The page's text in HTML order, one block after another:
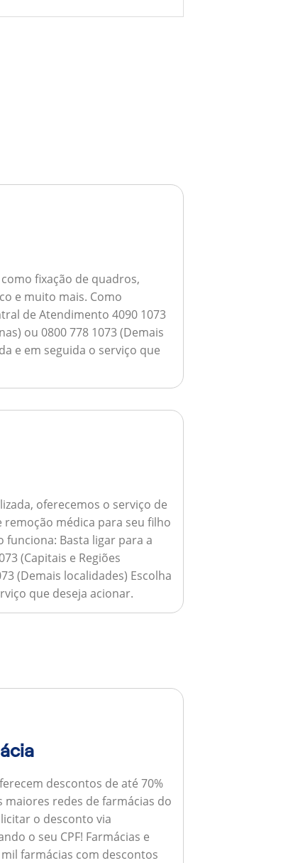
fixação de quadros,
e muito mais. Como
de Atendimento 4090 1073
ou 0800 778 1073 (Demais
e em seguida o serviço que
oferecemos o serviço de
médica para seu filho
funciona: Basta ligar para a
(Capitais e Regiões
(Demais localidades) Escolha
que deseja acionar.
descontos de até 70%
redes de farmácias do
o desconto via
o seu CPF! Farmácias e
mil farmácias com descontos